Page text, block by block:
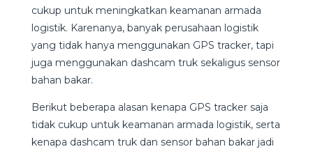
cukup untuk meningkatkan keamanan armada
logistik. Karenanya, banyak perusahaan logistik
yang tidak hanya menggunakan GPS tracker, tapi
juga menggunakan dashcam truk sekaligus sensor
bahan bakar.
Berikut beberapa alasan kenapa GPS tracker saja
tidak cukup untuk keamanan armada logistik, serta
kenapa dashcam truk dan sensor bahan bakar jadi